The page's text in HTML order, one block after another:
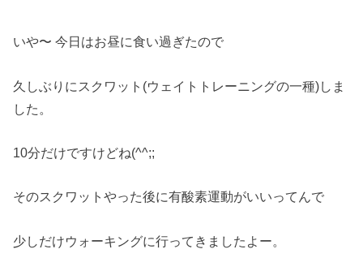
いや〜 今日はお昼に食い過ぎたので
久しぶりにスクワット(ウェイトトレーニングの一種)しま
した。
10分だけですけどね(^^;;
そのスクワットやった後に有酸素運動がいいってんで
少しだけウォーキングに行ってきましたよー。